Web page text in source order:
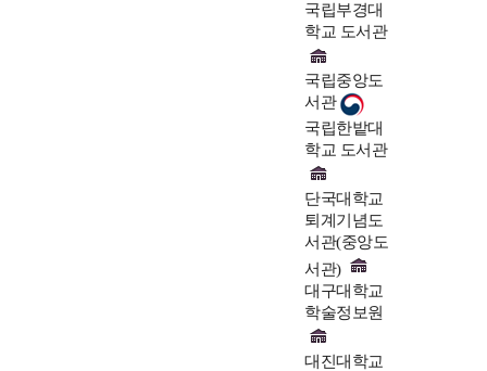
국립부경대
학교 도서관
국립중앙도
서관
국립한밭대
학교 도서관
단국대학교
퇴계기념도
서관(중앙도
서관)
대구대학교
학술정보원
대진대학교